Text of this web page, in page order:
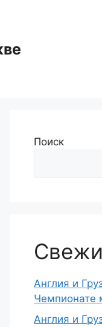
Поиск
Англия и
Чемпионате
Англия и